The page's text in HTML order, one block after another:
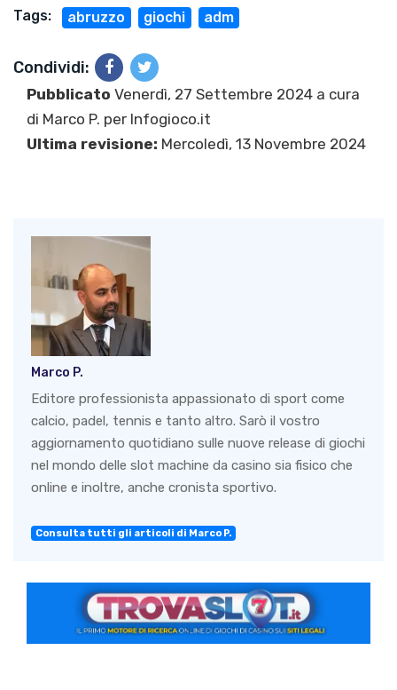
Tags: abruzzo giochi adm
Condividi:
Pubblicato Venerdì, 27 Settembre 2024 a cura
di Marco P. per Infogioco.it
Ultima revisione: Mercoledì, 13 Novembre 2024
Marco P.
Editore professionista appassionato di sport come
calcio, padel, tennis e tanto altro. Sarò il vostro
aggiornamento quotidiano sulle nuove release di giochi
nel mondo delle slot machine da casino sia fisico che
online e inoltre, anche cronista sportivo.
Consulta tutti gli articoli di Marco P.